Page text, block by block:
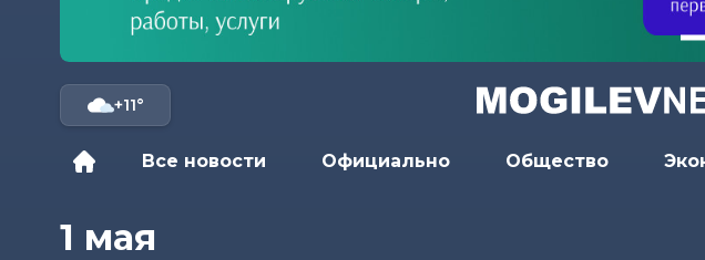
+11°
Все новости Официально Общество
1 мая